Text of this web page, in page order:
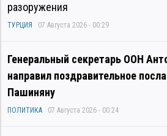
разоружения
ТУРЦИЯ 07 Августа 2026 - 00:29
Генеральный секретарь ООН
направил поздравительное
Пашиняну
ПОЛИТИКА 07 Августа 2026 - 00:24